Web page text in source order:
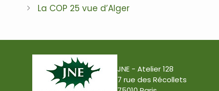
La COP 25 vue d’Alger
JNE - Atelier 128
7 rue des Récollets